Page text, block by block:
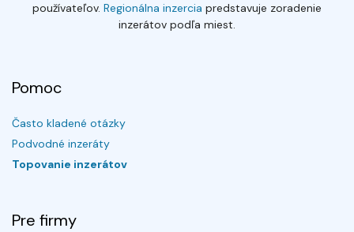
používateľov. Regionálna inzercia predstavuje zoradenie
inzerátov podľa miest.
Pomoc
Často kladené otázky
Podvodné inzeráty
Topovanie inzerátov
Pre firmy